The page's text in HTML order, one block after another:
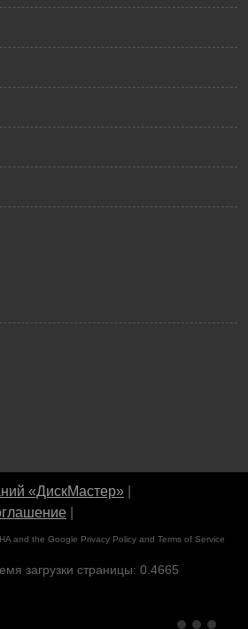
«ДискМастер»
and the Google Privacy Policy and Terms of Service
загрузки страницы: 0.4665